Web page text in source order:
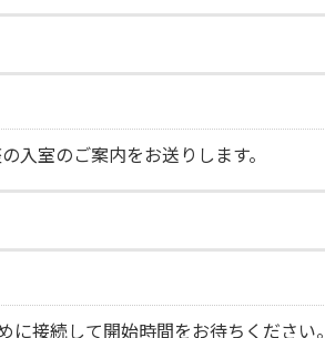
入室のご案内をお送りします。
に接続して開始時間をお待ちください。